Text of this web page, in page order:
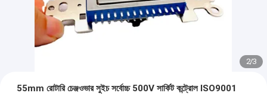
2/3
55mm রোটারি চেঞ্জওভার সুইচ সর্বোচ্চ 500V সার্কিট কন্ট্রোল ISO9001